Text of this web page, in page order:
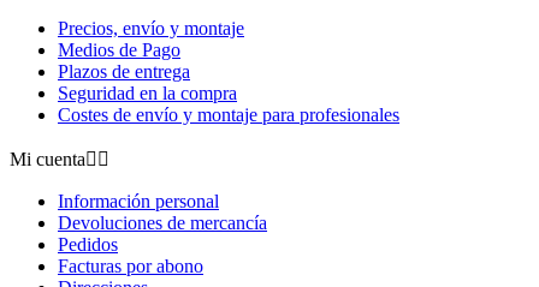
Precios, envío y montaje
Medios de Pago
Plazos de entrega
Seguridad en la compra
Costes de envío y montaje para profesionales
Mi cuenta 
Información personal
Devoluciones de mercancía
Pedidos
Facturas por abono